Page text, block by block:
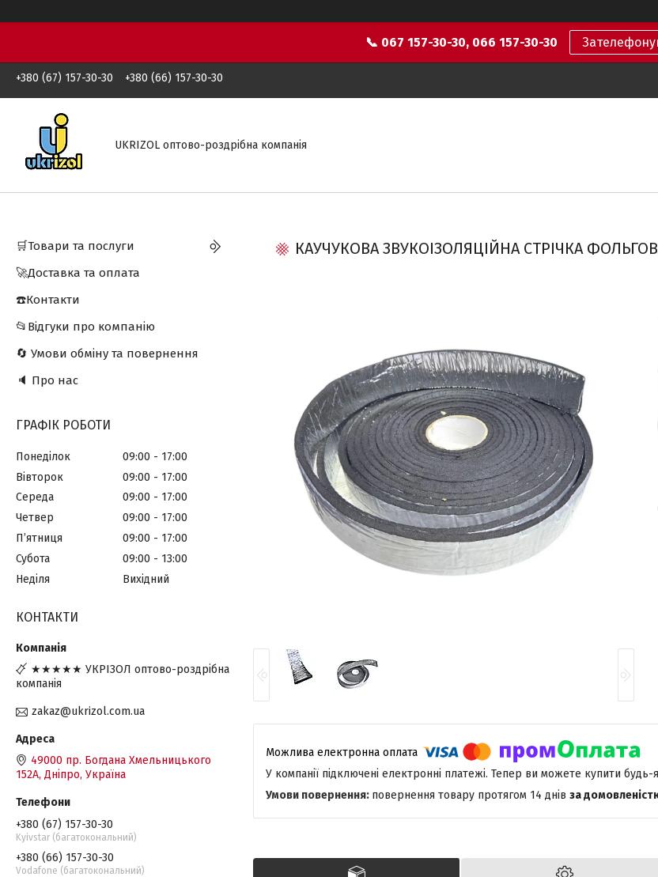
📞 067 157-30-30, 066 157-30-30
+380 (67) 157-30-30 +380 (66) 157-30-30
UKRIZOL оптово-роздрібна компанія
КАУЧУКОВА ЗВУКОІЗОЛЯЦІЙНА СТРІЧКА
У компанії підключені електронні платежі. Тепер ви можете купити
повернення товару протягом 14 днів за
🛒Товари та послуги
🚀Доставка та оплата
☎️Контакти
📂Відгуки про компанію
🔄 Умови обміну та повернення
🔈 Про нас
ГРАФІК РОБОТИ
Понеділок 09:00
17:00
Вівторок
09:00
17:00
Середа
09:00
17:00
Четвер
09:00
17:00
Пʼятниця
09:00
17:00
Субота
09:00
13:00
Неділя
Вихідний
КОНТАКТИ
★★★★★ УКРІЗОЛ оптово-роздрібна
компанія
zakaz@ukrizol.com.ua
49000 пр. Богдана Хмельницького
152А, Дніпро, Україна
+380 (67) 157-30-30
Kyivstar (багатокональний)
+380 (66) 157-30-30
Vodafone (багатокональний)